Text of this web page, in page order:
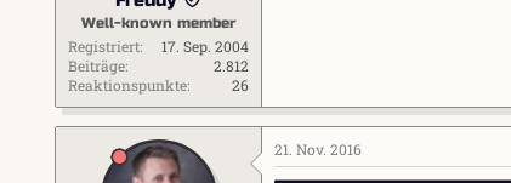
Well-known member
Registriert
17. Sep. 2004
Beiträge
2.812
Reaktionspunkte
26
21. Nov. 2016